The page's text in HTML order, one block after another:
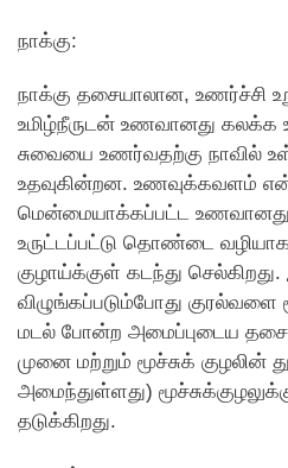
நாக்கு:
நாக்கு தசையாலான, உணர்ச்சி
உமிழ்நீருடன் உணவானது கலக்க
சுவையை உணர்வதற்கு நாவில்
உதவுகின்றன. உணவுக்கவளம்
மென்மையாக்கப்பட்ட உணவானது
உருட்டப்பட்டு தொண்டை வழியாக
குழாய்க்குள் கடந்து
விழுங்கப்படும்போது குரல்வளை
மடல் போன்ற அமைப்புடைய
முனை மற்றும் மூச்சுக் குழலின்
அமைந்துள்ளது)
தடுக்கிறது.